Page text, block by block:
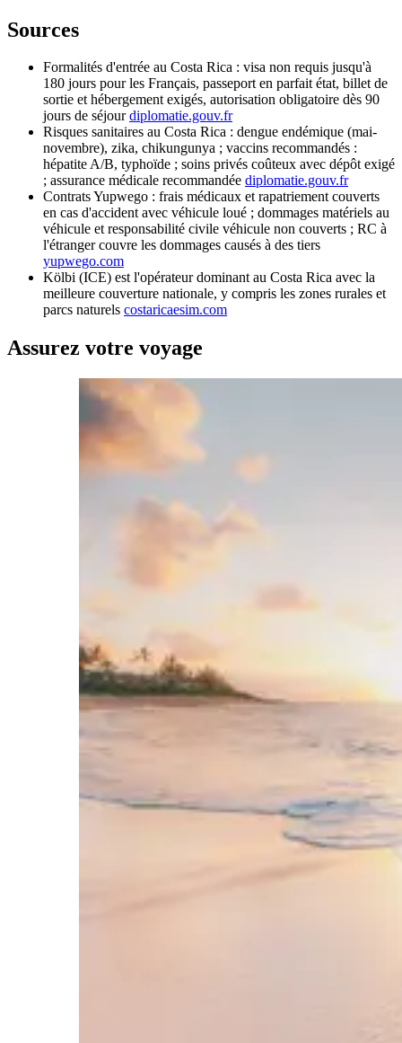
Sources
Formalités d'entrée au Costa Rica : visa non requis jusqu'à
180 jours pour les Français, passeport en parfait état, billet de
sortie et hébergement exigés, autorisation obligatoire dès 90
jours de séjour diplomatie.gouv.fr
Risques sanitaires au Costa Rica : dengue endémique (mai-
novembre), zika, chikungunya ; vaccins recommandés :
hépatite A/B, typhoïde ; soins privés coûteux avec dépôt exigé
; assurance médicale recommandée diplomatie.gouv.fr
Contrats Yupwego : frais médicaux et rapatriement couverts
en cas d'accident avec véhicule loué ; dommages matériels au
véhicule et responsabilité civile véhicule non couverts ; RC à
l'étranger couvre les dommages causés à des tiers
yupwego.com
Kölbi (ICE) est l'opérateur dominant au Costa Rica avec la
meilleure couverture nationale, y compris les zones rurales et
parcs naturels costaricaesim.com
Assurez votre voyage